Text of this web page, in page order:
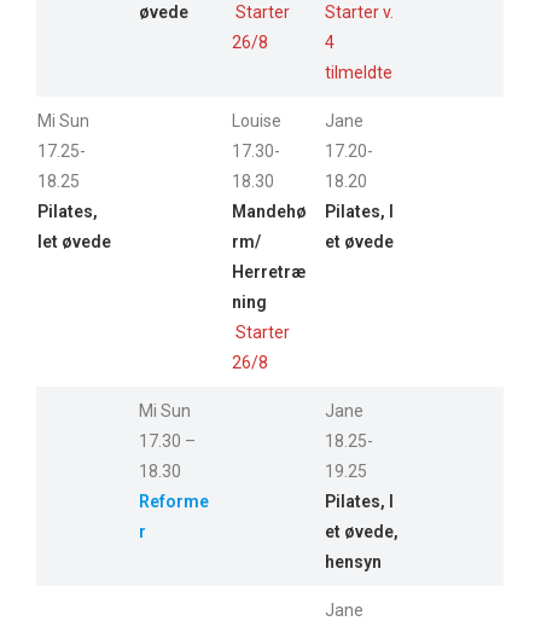
øvede
Starter
26/8
Starter v.
4
tilmeldte
Mi Sun
17.25-
18.25
Pilates,
let øvede
Louise
17.30-
18.30
Mandehø
rm/
Herretræ
ning
Starter
26/8
Jane
17.20-
18.20
Pilates, l
et øvede
Mi Sun
17.30 –
18.30
Reforme
r
Jane
18.25-
19.25
Pilates, l
et øvede,
hensyn
Jane